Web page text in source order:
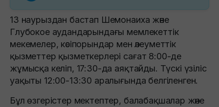
13 наурыздан бастап Шемонаиха және
Глубокое аудандарындағы мемлекеттік
мекемелер, кәсіпорындар мен әлеуметтік
қызметтер қызметкерлері сағат 8:00-де
жұмысқа келіп, 17:30-да аяқтайды. Түскі үзіліс
уақыты 12:00-13:30 аралығында белгіленген.
Бұл өзгерістер мектептер, балабақшалар және